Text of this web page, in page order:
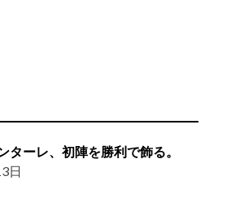
ターレ、初陣を勝利で飾る。
日